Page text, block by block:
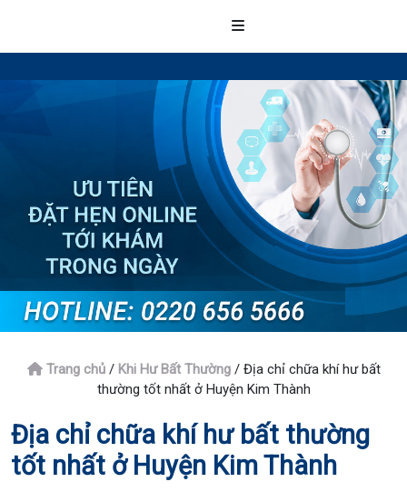
Trang chủ/ Khi Hư Bất Thường/ Địa chỉ chữa khí hư bất
thường tốt nhất ở Huyện Kim Thành
Địa chỉ chữa khí hư bất thường
tốt nhất ở Huyện Kim Thành